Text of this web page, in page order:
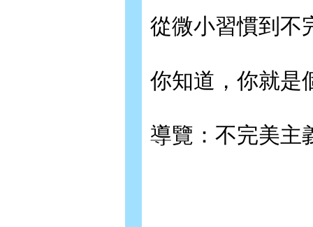
從微小習慣到不
你知道，你就是
導覽：不完美主